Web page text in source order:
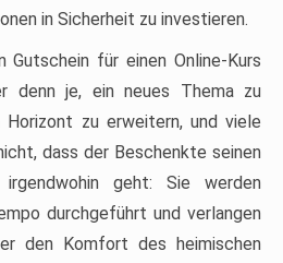
in Sicherheit zu investieren.
Gutschein für einen Online-Kurs
denn je, ein neues Thema zu
zu erweitern, und viele
dass der Beschenkte seinen
geht: Sie werden
durchgeführt und verlangen
den Komfort des heimischen